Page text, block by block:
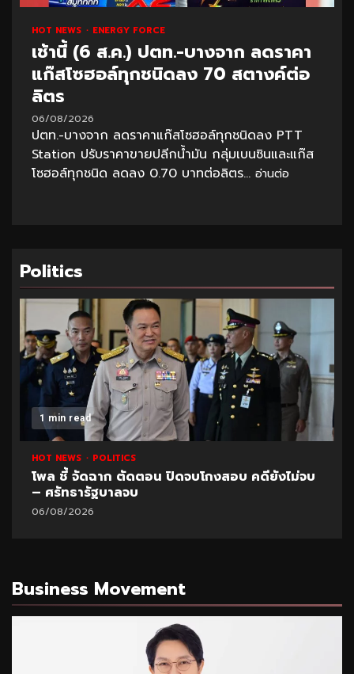
HOT NEWS ENERGY FORCE
เช้านี้ (6 ส.ค.) ปตท.-บางจาก ลดราคา
แก๊สโซฮอล์ทุกชนิดลง 70 สตางค์ต่อ
ลิตร
06/08/2026
ปตท.-บางจาก ลดราคาแก๊สโซฮอล์ทุกชนิดลง PTT
Station ปรับราคาขายปลีกน้ำมัน กลุ่มเบนซินและแก๊ส
โซฮอล์ทุกชนิด ลดลง 0.70 บาทต่อลิตร... อ่านต่อ
Politics
1 min read
HOT NEWS POLITICS
โพล ชี้ จัดฉาก ตัดตอน ปิดจบโกงสอบ คดียังไม่จบ
– ศรัทธารัฐบาลจบ
06/08/2026
Business Movement